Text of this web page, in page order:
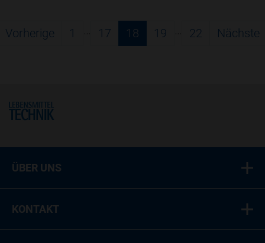
Vorherige 1 … 17 18 19 … 22 Nächste
Home
ÜBER UNS
KONTAKT